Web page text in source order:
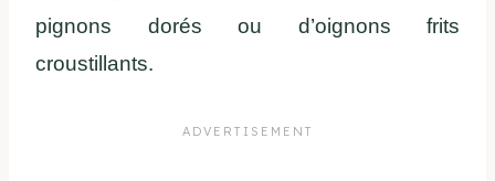
pignons dorés ou d’oignons frits
croustillants.